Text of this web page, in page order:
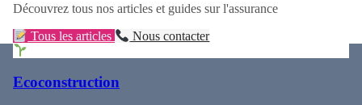
Découvrez tous nos articles et guides sur l'assurance
Tous les articles Nous contacter
Ecoconstruction